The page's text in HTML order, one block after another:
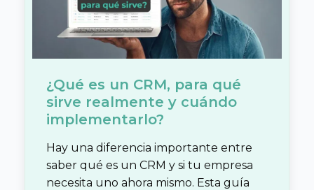
¿Qué es un CRM, para qué
sirve realmente y cuándo
implementarlo?
Hay una diferencia importante entre
saber qué es un CRM y si tu empresa
necesita uno ahora mismo. Esta guía